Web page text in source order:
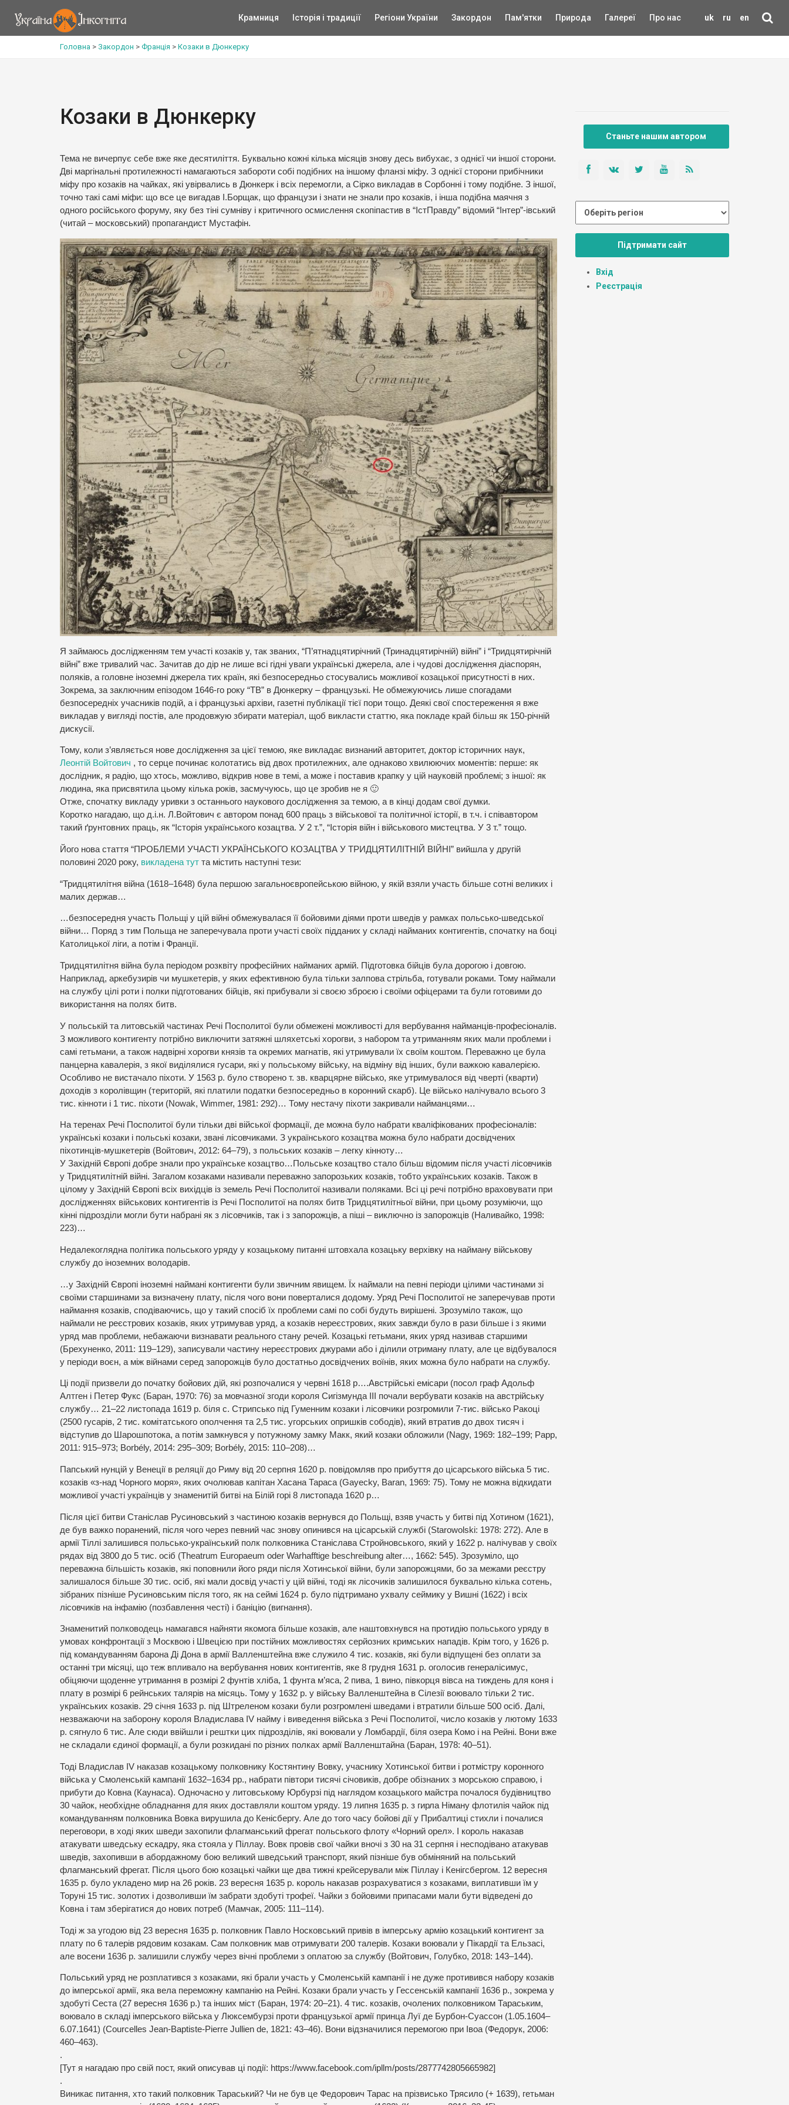
uk ru en
Крамниця Історія і традиції Регіони України Закордон Пам'ятки Природа Галереї Про нас
Головна > Закордон > Франція > Козаки в Дюнкерку
Козаки в Дюнкерку
Тема не вичерпує себе вже яке десятиліття. Буквально кожні кілька місяців знову десь вибухає, з однієї чи іншої сторони.
Дві маргінальні протилежності намагаються забороти собі подібних на іншому фланзі міфу. З однієї сторони прибічники
міфу про козаків на чайках, які увірвались в Дюнкерк і всіх перемогли, а Сірко викладав в Сорбонні і тому подібне. З іншої,
точно такі самі міфи: що все це вигадав І.Борщак, що французи і знати не знали про козаків, і інша подібна маячня з
одного російського форуму, яку без тіні сумніву і критичного осмислення скопіпастив в “ІстПравду” відомий “Інтер”-івський
(читай – московський) пропагандист Мустафін.
Я займаюсь дослідженням тем участі козаків у, так званих, “П’ятнадцятирічний (Тринадцятирічній) війні” і “Тридцятирічній
війні” вже тривалий час. Зачитав до дір не лише всі гідні уваги українські джерела, але і чудові дослідження діаспорян,
поляків, а головне іноземні джерела тих країн, які безпосередньо стосувались можливої козацької присутності в них.
Зокрема, за заключним епізодом 1646-го року “ТВ” в Дюнкерку – французькі. Не обмежуючись лише спогадами
безпосередніх учасників подій, а і французькі архіви, газетні публікації тієї пори тощо. Деякі свої спостереження я вже
викладав у вигляді постів, але продовжую збирати матеріал, щоб викласти статтю, яка покладе край більш як 150-річній
дискусії.
Тому, коли з’являється нове дослідження за цієї темою, яке викладає визнаний авторитет, доктор історичних наук,
Леонтій Войтович , то серце починає колотатись від двох протилежних, але однаково хвилюючих моментів: перше: як
дослідник, я радію, що хтось, можливо, відкрив нове в темі, а може і поставив крапку у цій науковій проблемі; з іншої: як
людина, яка присвятила цьому кілька років, засмучуюсь, що це зробив не я 🙂
Отже, спочатку викладу уривки з останнього наукового дослідження за темою, а в кінці додам свої думки.
Коротко нагадаю, що д.і.н. Л.Войтович є автором понад 600 праць з військової та політичної історії, в т.ч. і співавтором
такий ґрунтовних праць, як “Історія українського козацтва. У 2 т.”, “Історія війн і військового мистецтва. У 3 т.” тощо.
Його нова стаття “ПРОБЛЕМИ УЧАСТІ УКРАЇНСЬКОГО КОЗАЦТВА У ТРИДЦЯТИЛІТНІЙ ВІЙНІ” вийшла у другій
половині 2020 року, викладена тут та містить наступні тези:
“Тридцятилітня війна (1618–1648) була першою загальноєвропейською війною, у якій взяли участь більше сотні великих і
малих держав…
…безпосередня участь Польщі у цій війні обмежувалася її бойовими діями проти шведів у рамках польсько-шведської
війни… Поряд з тим Польща не заперечувала проти участі своїх підданих у складі найманих контигентів, спочатку на боці
Католицької ліги, а потім і Франції.
Тридцятилітня війна була періодом розквіту професійних найманих армій. Підготовка бійців була дорогою і довгою.
Наприклад, аркебузирів чи мушкетерів, у яких ефективною була тільки залпова стрільба, готували роками. Тому наймали
на службу цілі роти і полки підготованих бійців, які прибували зі своєю зброєю і своїми офіцерами та були готовими до
використання на полях битв.
У польській та литовській частинах Речі Посполитої були обмежені можливості для вербування найманців-професіоналів.
З можливого контигенту потрібно виключити затяжні шляхетські хорогви, з набором та утриманням яких мали проблеми і
самі гетьмани, а також надвірні хорогви князів та окремих магнатів, які утримували їх своїм коштом. Переважно це була
панцерна кавалерія, з якої виділялися гусари, які у польському війську, на відміну від інших, були важкою кавалерією.
Особливо не вистачало піхоти. У 1563 р. було створено т. зв. кварцярне військо, яке утримувалося від чверті (кварти)
доходів з королівщин (територій, які платили податки безпосередньо в коронний скарб). Це військо налічувало всього 3
тис. кінноти і 1 тис. піхоти (Nowak, Wimmer, 1981: 292)… Тому нестачу піхоти закривали найманцями…
На теренах Речі Посполитої були тільки дві війської формації, де можна було набрати кваліфікованих професіоналів:
українські козаки і польські козаки, звані лісовчиками. З українського козацтва можна було набрати досвідчених
піхотинців-мушкетерів (Войтович, 2012: 64–79), з польських козаків – легку кінноту…
У Західній Європі добре знали про українське козацтво…Польське козацтво стало більш відомим після участі лісовчиків
у Тридцятилітній війні. Загалом козаками називали переважно запорозьких козаків, тобто українських козаків. Також в
цілому у Західній Європі всіх вихідців із земель Речі Посполитої називали поляками. Всі ці речі потрібно враховувати при
дослідженнях військових контигентів із Речі Посполитої на полях битв Тридцятилітньої війни, при цьому розуміючи, що
кінні підрозділи могли бути набрані як з лісовчиків, так і з запорожців, а піші – виключно із запорожців (Наливайко, 1998:
223)…
Недалекоглядна політика польського уряду у козацькому питанні штовхала козацьку верхівку на найману військову
службу до іноземних володарів.
…у Західній Європі іноземні наймані контигенти були звичним явищем. Їх наймали на певні періоди цілими частинами зі
своїми старшинами за визначену плату, після чого вони поверталися додому. Уряд Речі Посполитої не заперечував проти
наймання козаків, сподіваючись, що у такий спосіб їх проблеми самі по собі будуть вирішені. Зрозуміло також, що
наймали не реєстрових козаків, яких утримував уряд, а козаків нереєстрових, яких завжди було в рази більше і з якими
уряд мав проблеми, небажаючи визнавати реального стану речей. Козацькі гетьмани, яких уряд називав старшими
(Брехуненко, 2011: 119–129), записували частину нереєстрових джурами або і ділили отриману плату, але це відбувалося
у періоди воєн, а між війнами серед запорожців було достатньо досвідчених воїнів, яких можна було набрати на службу.
Ці події призвели до початку бойових дій, які розпочалися у червні 1618 р….Австрійські емісари (посол граф Адольф
Алтген і Петер Фукс (Баран, 1970: 76) за мовчазної згоди короля Сигізмунда ІІІ почали вербувати козаків на австрійську
службу… 21–22 листопада 1619 р. біля с. Стрипсько під Гуменним козаки і лісовчики розгромили 7-тис. військо Ракоці
(2500 гусарів, 2 тис. комітатського ополчення та 2,5 тис. угорських опришків сободів), який втратив до двох тисяч і
відступив до Шарошпотока, а потім замкнувся у потужному замку Макк, який козаки обложили (Nagy, 1969: 182–199; Papp,
2011: 915–973; Borbély, 2014: 295–309; Borbély, 2015: 110–208)…
Папський нунцій у Венеції в реляції до Риму від 20 серпня 1620 р. повідомляв про прибуття до цісарського війська 5 тис.
козаків «з-над Чорного моря», яких очолював капітан Хасана Тараса (Gayecky, Baran, 1969: 75). Тому не можна відкидати
можливої участі українців у знаменитій битві на Білій горі 8 листопада 1620 р…
Після цієї битви Станіслав Русиновський з частиною козаків вернувся до Польщі, взяв участь у битві під Хотином (1621),
де був важко поранений, після чого через певний час знову опинивcя на цісарській службі (Starowolski: 1978: 272). Алe в
армії Тіллі залишився польсько-український полк полковника Станіслава Стройновського, який у 1622 р. налічував у своїх
рядах від 3800 до 5 тис. осіб (Theatrum Europaeum oder Warhafftige beschreibung alter…, 1662: 545). Зрозуміло, що
переважна більшість козаків, які поповнили його ряди після Хотинської війни, були запорожцями, бо за межами реєстру
залишалося більше 30 тис. осіб, які мали досвід участі у цій війні, тоді як лісочиків залишилося буквально кілька сотень,
зібраних пізніше Русиновським після того, як на сеймі 1624 р. було підтримано ухвалу сеймику у Вишні (1622) і всіх
лісовчиків на інфамію (позбавлення честі) і баніцію (вигнання).
Знаменитий полководець намагався найняти якомога більше козаків, але наштовхнувся на протидію польського уряду в
умовах конфронтації з Москвою і Швецією при постійних можливостях серйозних кримських нападів. Крім того, у 1626 р.
під командуванням барона Ді Дона в армії Валленштейна вже служило 4 тис. козаків, які були відпущені без оплати за
останні три місяці, що теж впливало на вербування нових контигентів, яке 8 грудня 1631 р. оголосив генералісимус,
обіцяючи щоденне утримання в розмірі 2 фунтів хліба, 1 фунта м’яса, 2 пива, 1 вино, півкорця вівса на тиждень для коня і
плату в розмірі 6 рейнських талярів на місяць. Тому у 1632 р. у війську Валленштейна в Сілезії воювало тільки 2 тис.
українських козаків. 29 січня 1633 р. під Штреленом козаки були розгромлені шведами і втратили більше 500 осіб. Далі,
незважаючи на заборону короля Владислава IV найму і виведення війська з Речі Посполитої, число козаків у лютому 1633
р. сягнуло 6 тис. Але сюди ввійшли і рештки цих підрозділів, які воювали у Ломбардії, біля озера Комо і на Рейні. Вони вже
не складали єдиної формації, а були розкидані по різних полках армії Валленштайна (Баран, 1978: 40–51).
Тоді Владислав IV наказав козацькому полковнику Костянтину Вовку, учаснику Хотинської битви і ротмістру коронного
війська у Смоленській кампанії 1632–1634 рр., набрати півтори тисячі січовиків, добре обізнаних з морською справою, і
прибути до Ковна (Каунаса). Одночасно у литовському Юрбурзі під наглядом козацького майстра почалося будівництво
30 чайок, необхідне обладнання для яких доставляли коштом уряду. 19 липня 1635 р. з гирла Німану флотилія чайок під
командуванням полковника Вовка вирушила до Кенісбергу. Але до того часу бойові дії у Прибалтиці стихли і почалися
переговори, в ході яких шведи захопили флагманський фрегат польського флоту «Чорний орел». І король наказав
атакувати шведську ескадру, яка стояла у Піллау. Вовк провів свої чайки вночі з 30 на 31 серпня і несподівано атакував
шведів, захопивши в абордажному бою великий шведський транспорт, який пізніше був обміняний на польський
флагманський фрегат. Після цього бою козацькі чайки ще два тижні крейсерували між Піллау і Кенігсбергом. 12 вересня
1635 р. було укладено мир на 26 років. 23 вересня 1635 р. король наказав розрахуватися з козаками, виплативши їм у
Торуні 15 тис. золотих і дозволивши їм забрати здобуті трофеї. Чайки з бойовими припасами мали бути відведені до
Ковна і там зберігатися до нових потреб (Мамчак, 2005: 111–114).
Тоді ж за угодою від 23 вересня 1635 р. полковник Павло Носковський привів в імперську армію козацький контигент за
плату по 6 талерів рядовим козакам. Сам полковник мав отримувати 200 талерів. Козаки воювали у Пікардії та Ельзасі,
але восени 1636 р. залишили службу через вічні проблеми з оплатою за службу (Войтович, Голубко, 2018: 143–144).
Польський уряд не розплатився з козаками, які брали участь у Смоленській кампанії і не дуже противився набору козаків
до імперської армії, яка вела переможну кампанію на Рейні. Козаки брали участь у Гессенській кампанії 1636 р., зокрема у
здобуті Сеста (27 вересня 1636 р.) та інших міст (Баран, 1974: 20–21). 4 тис. козаків, очолених полковником Тараським,
воювало в складі імперського війська у Люксембурзі проти французької армії принца Луї де Бурбон-Суассон (1.05.1604–
6.07.1641) (Courcelles Jean-Baptiste-Pierre Jullien de, 1821: 43–46). Вони відзначилися перемогою при Івоа (Федорук, 2006:
460–463).
.
[Тут я нагадаю про свій пост, який описував ці події: https://www.facebook.com/ipllm/posts/2877742805665982]
.
Виникає питання, хто такий полковник Тараський? Чи не був це Федорович Тарас на прізвисько Трясило (+ 1639), гетьман
Станьте нашим автором
Підтримати сайт
Вхід
Реєстрація